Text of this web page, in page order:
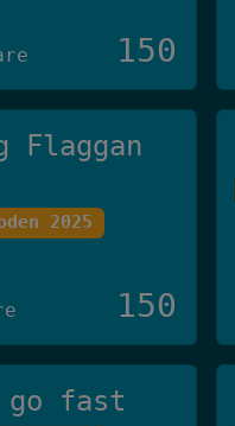
150
Flaggan
2025
150
go fast